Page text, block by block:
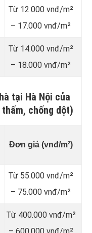
Từ 12.000 vnđ/m²
– 17.000 vnđ/m²
Từ 14.000 vnđ/m²
– 18.000 vnđ/m²
tại Hà Nội của
thấm, chống dột)
Đơn giá (vnđ/m²)
Từ 55.000 vnđ/m²
– 75.000 vnđ/m²
Từ 400.000 vnđ/m²
– 600.000 vnđ/m²